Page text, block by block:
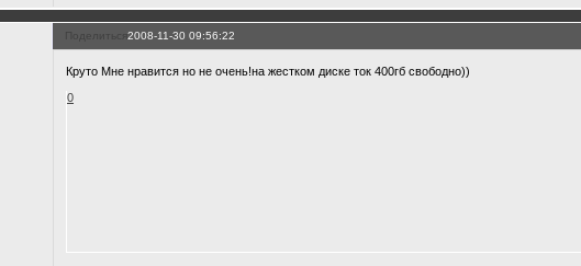
Поделиться2008-11-30 09:56:22
Круто Мне нравится но не очень!на жестком диске ток 400гб свободно))
0